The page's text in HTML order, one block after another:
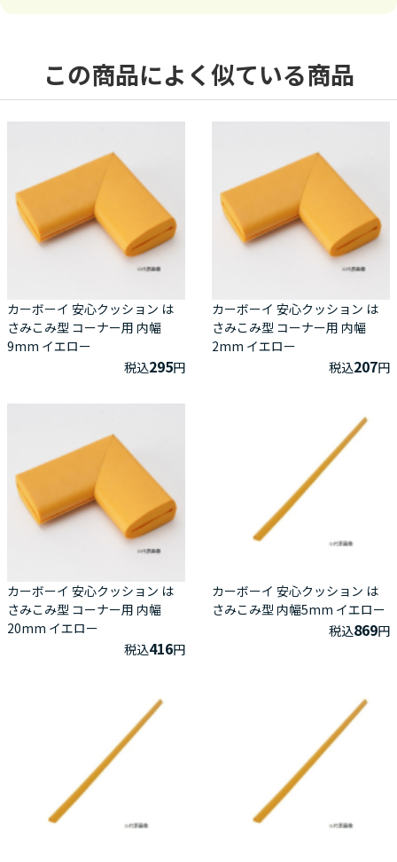
この商品によく似ている商品
カーボーイ 安心クッション は
さみこみ型 コーナー用 内幅
9mm イエロー
税込295円
カーボーイ 安心クッション は
さみこみ型 コーナー用 内幅
2mm イエロー
税込207円
カーボーイ 安心クッション は
さみこみ型 コーナー用 内幅
20mm イエロー
税込416円
カーボーイ 安心クッション は
さみこみ型 内幅5mm イエロー
税込869円